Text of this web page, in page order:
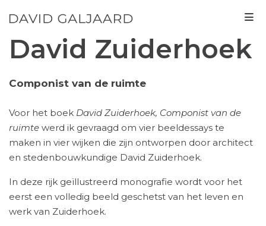
David Zuiderhoek
Componist van de ruimte
Voor het boek David Zuiderhoek, Componist van de
ruimte werd ik gevraagd om vier beeldessays te
maken in vier wijken die zijn ontworpen door architect
en stedenbouwkundige David Zuiderhoek.
In deze rijk geïllustreerd monografie wordt voor het
eerst een volledig beeld geschetst van het leven en
werk van Zuiderhoek.